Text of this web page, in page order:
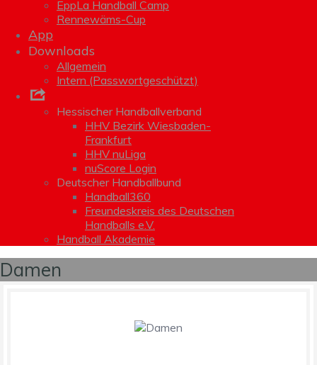
EppLa Handball Camp
Rennewäms-Cup
App
Downloads
Allgemein
Intern (Passwortgeschützt)
Hessischer Handballverband
HHV Bezirk Wiesbaden-
Frankfurt
HHV nuLiga
nuScore Login
Deutscher Handballbund
Handball360
Freundeskreis des Deutschen
Handballs e.V.
Handball Akademie
Damen